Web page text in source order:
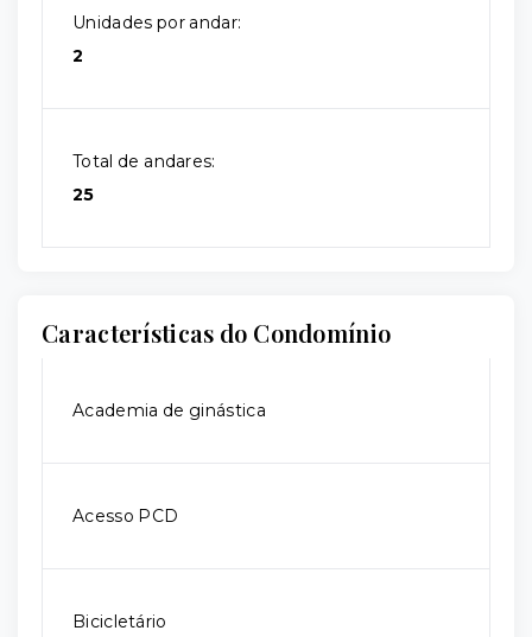
Unidades por andar:
2
Total de andares:
25
Características do Condomínio
Academia de ginástica
Acesso PCD
Bicicletário